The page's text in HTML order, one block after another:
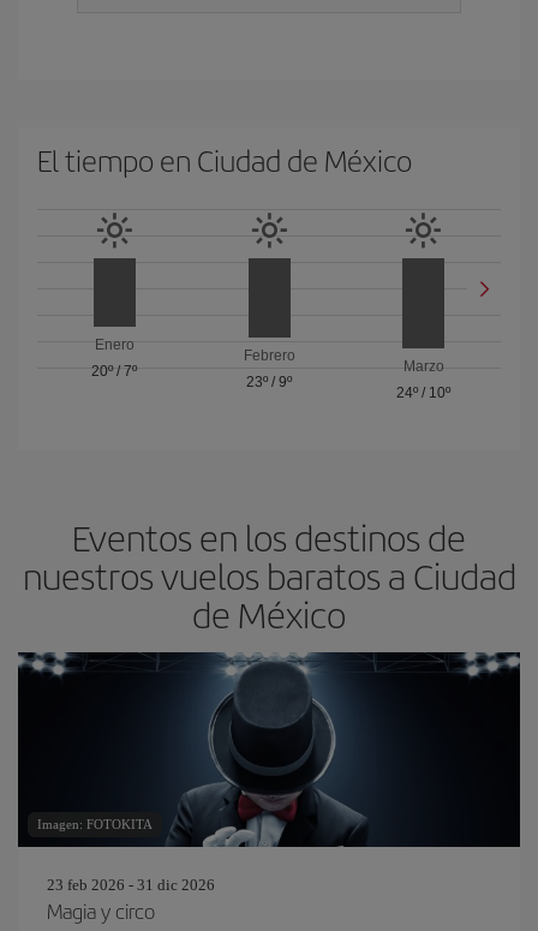
El tiempo en Ciudad de México
Enero
20º/7º
Febrero
23º / 9º
Marzo
24º / 10º
Eventos en los destinos de
nuestros vuelos baratos a Ciudad
de México
Imagen: FOTOKITA
23 feb 2026 - 31 dic 2026
Magia y circo